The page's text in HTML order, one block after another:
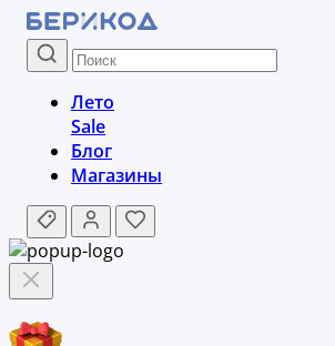
Лето
Sale
Блог
Магазины